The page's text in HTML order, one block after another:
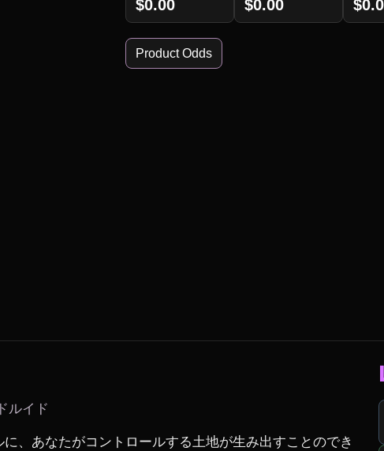
$0.00 $0.00
Product Odds
ルイド
、あなたがコントロールする土地が生み出すことのでき